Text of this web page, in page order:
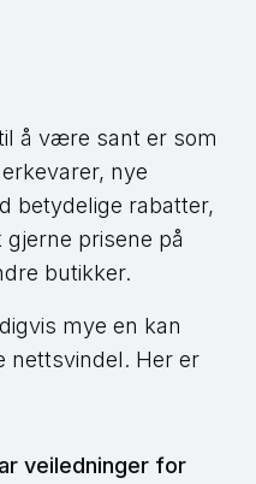
å være sant er som
nye
betydelige rabatter,
prisene på
butikker.
mye en kan
nettsvindel. Her er
veiledninger for